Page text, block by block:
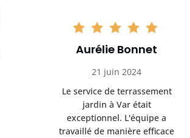
Aurélie Bonnet
21 juin 2024
Le service de terrassement
jardin à Var était
exceptionnel. L'équipe a
travaillé de manière efficace